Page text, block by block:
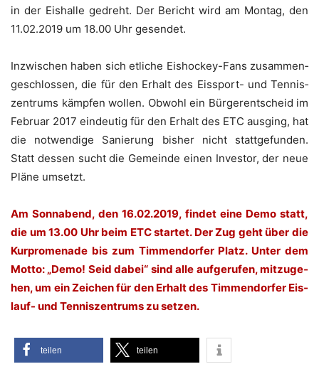
in der Eis­hal­le gedreht. Der Bericht wird am Mon­tag, den
11.02.2019 um 18.00 Uhr gesendet.
Inzwi­schen haben sich etli­che Eis­ho­ckey-Fans zusam­men­
ge­schlos­sen, die für den Erhalt des Eis­sport- und Ten­nis­
zen­trums kämp­fen wol­len. Obwohl ein Bür­ger­ent­scheid im
Febru­ar 2017 ein­deu­tig für den Erhalt des ETC aus­ging, hat
die not­wen­di­ge Sanie­rung bis­her nicht statt­ge­fun­den.
Statt des­sen sucht die Gemein­de einen Inves­tor, der neue
Plä­ne umsetzt.
Am Sonn­abend, den 16.02.2019, fin­det eine Demo statt,
die um 13.00 Uhr beim ETC star­tet. Der Zug geht über die
Kur­pro­me­na­de bis zum Tim­men­dor­fer Platz. Unter dem
Mot­to: „Demo! Seid dabei“ sind alle auf­ge­ru­fen, mit­zu­ge­
hen, um ein Zei­chen für den Erhalt des Tim­men­dor­fer Eis­
lauf- und Ten­nis­zen­trums zu setzen.
tei­len tei­len